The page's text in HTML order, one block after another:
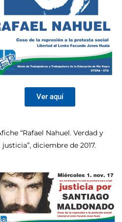
Ver aquí
“Rafael Nahuel. Verdad y
justicia”, diciembre de 2017.